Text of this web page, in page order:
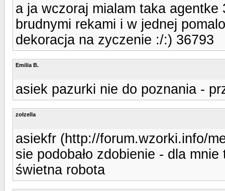
a ja wczoraj mialam taka
brudnymi rekami i w jednej
dekoracja na zyczenie :/:) 36793
Emilia B.
asiek pazurki nie do poznania -
zołzella
asiekfr (http://forum.wzorki.info/
sie podobało zdobienie - dla
świetna robota